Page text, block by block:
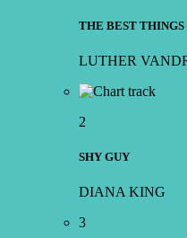
THE BEST
LUTHER
2
SHY GUY
DIANA KING
3